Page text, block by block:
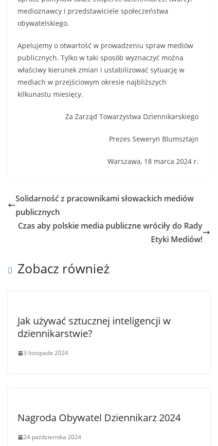
medioznawcy i przedstawiciele społeczeństwa
obywatelskiego.
Apelujemy o otwartość w prowadzeniu spraw mediów
publicznych. Tylko w taki sposób wyznaczyć można
właściwy kierunek zmian i ustabilizować sytuację w
mediach w przejściowym okresie najbliższych
kilkunastu miesięcy.
Za Zarząd Towarzystwa Dziennikarskiego
Prezes Seweryn Blumsztajn
Warszawa, 18 marca 2024 r.
Solidarność z pracownikami słowackich mediów
publicznych
Czas aby polskie media publiczne wróciły do Rady
Etyki Mediów!
Zobacz również
Jak używać sztucznej inteligencji w
dziennikarstwie?
3 listopada 2024
Nagroda Obywatel Dziennikarz 2024
24 października 2024